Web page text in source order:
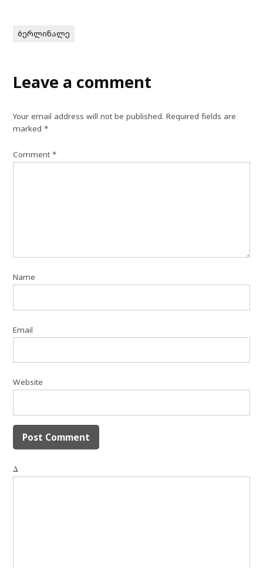
ბერლინალე
Leave a comment
Your email address will not be published. Required fields are
marked*
Comment*
Name
Email
Website
Δ